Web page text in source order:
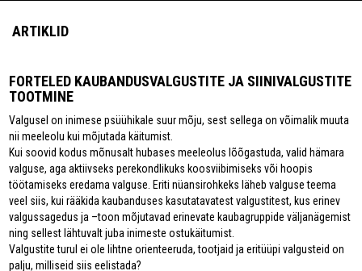
ARTIKLID
FORTELED KAUBANDUSVALGUSTITE JA SIINIVALGUSTITE
TOOTMINE
Valgusel on inimese psüühikale suur mõju, sest sellega on võimalik muuta
nii meeleolu kui mõjutada käitumist.
Kui soovid kodus mõnusalt hubases meeleolus lõõgastuda, valid hämara
valguse, aga aktiivseks perekondlikuks koosviibimiseks või hoopis
töötamiseks eredama valguse. Eriti nüansirohkeks läheb valguse teema
veel siis, kui rääkida kaubanduses kasutatavatest valgustitest, kus erinev
valgussagedus ja –toon mõjutavad erinevate kaubagruppide väljanägemist
ning sellest lähtuvalt juba inimeste ostukäitumist.
Valgustite turul ei ole lihtne orienteeruda, tootjaid ja eritüüpi valgusteid on
palju, milliseid siis eelistada?